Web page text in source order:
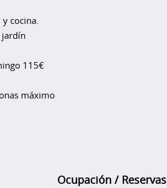
cocina.
115€
máximo
Ocupación / Reservas